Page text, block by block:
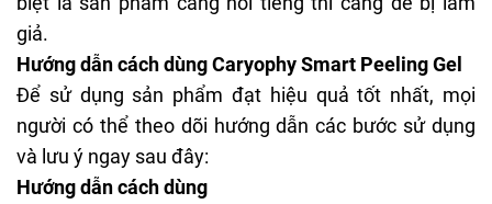
giả.
Hướng dẫn cách dùng Caryophy Smart Peeling Gel
Để sử dụng sản phẩm đạt hiệu quả tốt nhất, mọi
người có thể theo dõi hướng dẫn các bước sử dụng
và lưu ý ngay sau đây:
Hướng dẫn cách dùng